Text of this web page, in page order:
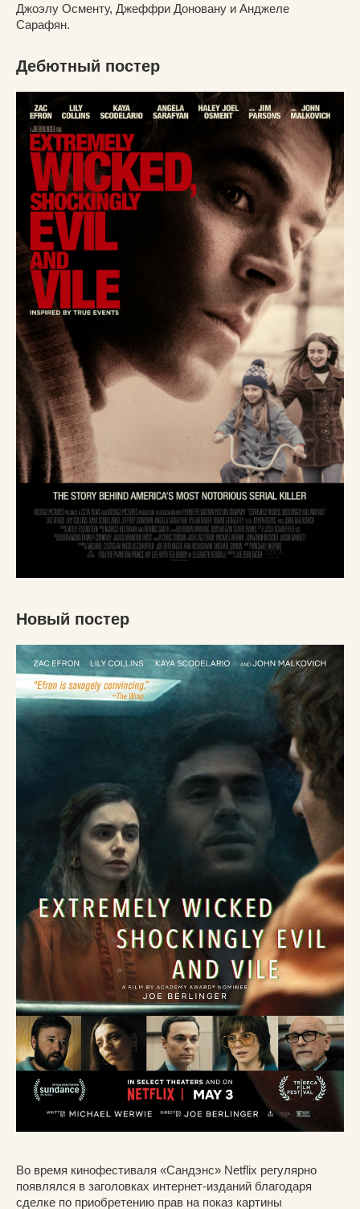
Джоэлу Осменту, Джеффри Доновану и Анджеле
Сарафян.
Дебютный постер
Новый постер
Во время кинофестиваля «Сандэнс» Netflix регулярно
появлялся в заголовках интернет-изданий благодаря
сделке по приобретению прав на показ картины